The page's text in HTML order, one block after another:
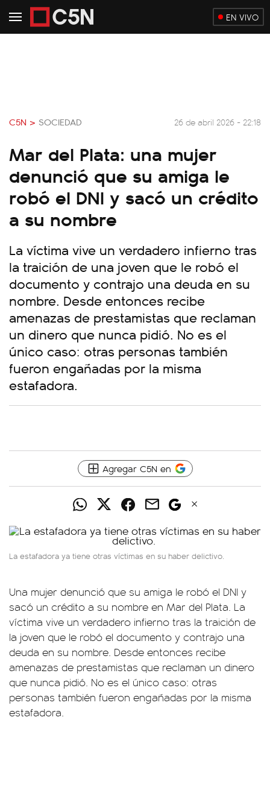
EN VIVO
C5N > SOCIEDAD 26 de abril 2026 - 22:18
Mar del Plata: una mujer
denunció que su amiga le
robó el DNI y sacó un crédito
a su nombre
La víctima vive un verdadero infierno tras
la traición de una joven que le robó el
documento y contrajo una deuda en su
nombre. Desde entonces recibe
amenazas de prestamistas que reclaman
un dinero que nunca pidió. No es el
único caso: otras personas también
fueron engañadas por la misma
estafadora.
Agregar C5N en
La estafadora ya tiene otras víctimas en su haber delictivo.
Una mujer denunció que su amiga le robó el DNI y
sacó un crédito a su nombre en Mar del Plata. La
víctima vive un verdadero infierno tras la traición de
la joven que le robó el documento y contrajo una
deuda en su nombre. Desde entonces recibe
amenazas de prestamistas que reclaman un dinero
que nunca pidió. No es el único caso: otras
personas también fueron engañadas por la misma
estafadora.